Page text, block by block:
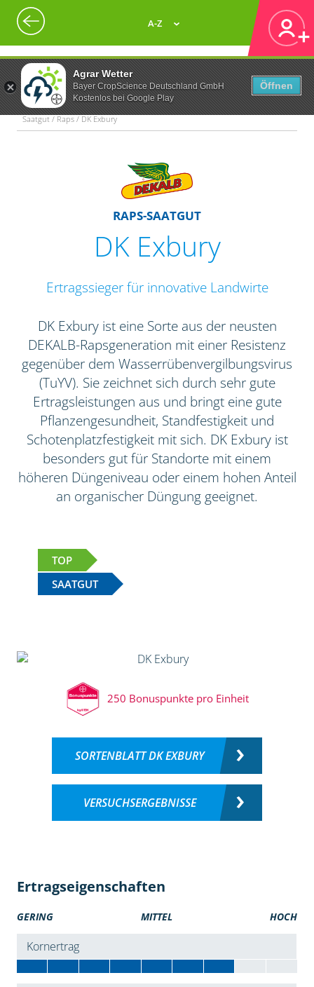
Agrar Wetter
Bayer CropScience Deutschland GmbH
Kostenlos bei Google Play
Öffnen
A-Z
Saatgut / Raps / DK Exbury
RAPS-SAATGUT
DK Exbury
Ertragssieger für innovative Landwirte
DK Exbury ist eine Sorte aus der neusten
DEKALB-Rapsgeneration mit einer Resistenz
gegenüber dem Wasserrübenvergilbungsvirus
(TuYV). Sie zeichnet sich durch sehr gute
Ertragsleistungen aus und bringt eine gute
Pflanzengesundheit, Standfestigkeit und
Schotenplatzfestigkeit mit sich. DK Exbury ist
besonders gut für Standorte mit einem
höheren Düngeniveau oder einem hohen Anteil
an organischer Düngung geeignet.
TOP
SAATGUT
250 Bonuspunkte pro Einheit
SORTENBLATT DK EXBURY
VERSUCHSERGEBNISSE
Ertragseigenschaften
GERING MITTEL HOCH
Kornertrag